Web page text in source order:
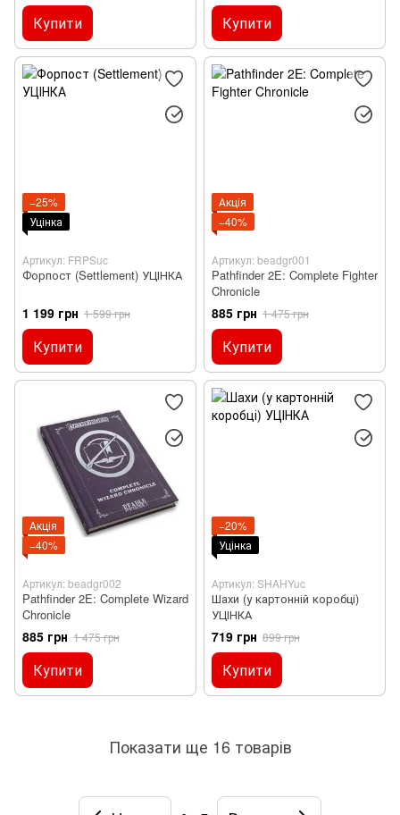
Купити Купити
−25%
Уцінка
Артикул: FRPSuc
Форпост (Settlement) УЦІНКА
1 199 грн 1 599 грн
Купити
Акція
−40%
Артикул: beadgr001
Pathfinder 2E: Complete Fighter
Chronicle
885 грн 1 475 грн
Купити
Акція
−40%
Артикул: beadgr002
Pathfinder 2E: Complete Wizard
Chronicle
885 грн 1 475 грн
Купити
−20%
Уцінка
Артикул: SHAHYuc
Шахи (у картонній коробці)
УЦІНКА
719 грн 899 грн
Купити
Показати ще 16 товарів